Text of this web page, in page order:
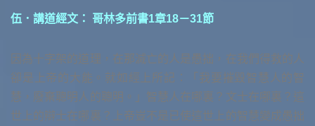
伍．講道經文： 哥林多前書1章18－31節
因為十字架的道理，在那滅亡的人是愚拙，在我們得救的人
卻是上帝的大能。就如經上所記：「我要摧毀智慧人的智
慧，廢棄聰明人的聰明。」智慧人在哪裏？文士在哪裏？這
世上的辯士在哪裏？上帝豈不是已使這世上的智慧變成愚拙